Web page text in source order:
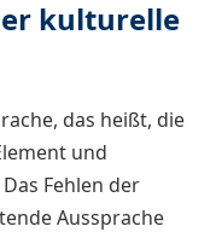
kulturelle
das heißt, die
und
Fehlen der
Aussprache